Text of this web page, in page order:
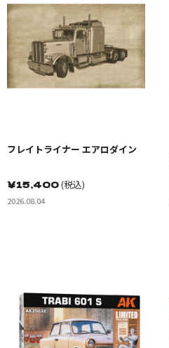
フレイトライナー エアロダイン
￥15,400(税込)
2026.08.04